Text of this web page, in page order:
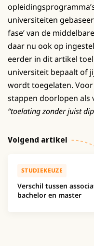
universiteiten
fase’ van de
daar nu ook op
eerder in dit artikel
universiteit bepaalt of
wordt toegelaten.
stappen doorlopen als
“toelating zonder juist
Volgend artikel
STUDIEKEUZE
Verschil tussen
bachelor en master